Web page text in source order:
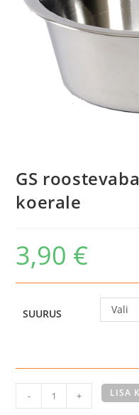
GS
koerale
3,90 €
SUURUS Vali
roostevabast
- + LISA